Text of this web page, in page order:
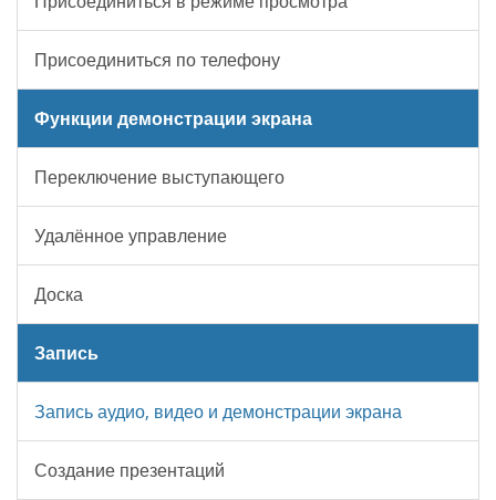
Присоединиться по телефону
Функции демонстрации экрана
Переключение выступающего
Удалённое управление
Доска
Запись
Запись аудио, видео и демонстрации экрана
Создание презентаций